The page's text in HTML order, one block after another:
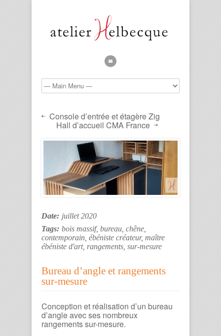
Console d’entrée et étagère Zig
Hall d’accueil CMA France
Date: juillet 2020
Tags: bois massif, bureau chêne
contemporain ébéniste créateur, maître
ébéniste d'art, rangements sur-mesure
Bureau d’angle et rangements
sur-mesure
Conception et réalisation d’un bureau
d’angle avec ses nombreux
rangements sur-mesure.